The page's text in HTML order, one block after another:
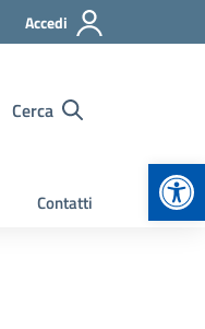
Accedi
Cerca
Contatti